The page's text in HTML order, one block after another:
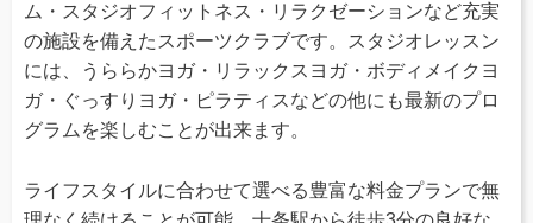
ム・スタジオフィットネス・リラクゼーションなど充実
の施設を備えたスポーツクラブです。スタジオレッスン
には、うららかヨガ・リラックスヨガ・ボディメイクヨ
ガ・ぐっすりヨガ・ピラティスなどの他にも最新のプロ
グラムを楽しむことが出来ます。
ライフスタイルに合わせて選べる豊富な料金プランで無